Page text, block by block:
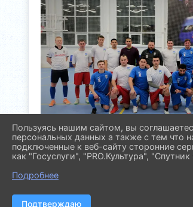
Пользуясь нашим сайтом, вы
персональных данных а также с тем что
подключенные к веб-сайту сторонние
как "Госуслуги", "PRO.Культура", "Спутник
Подробнее
Подтверждаю